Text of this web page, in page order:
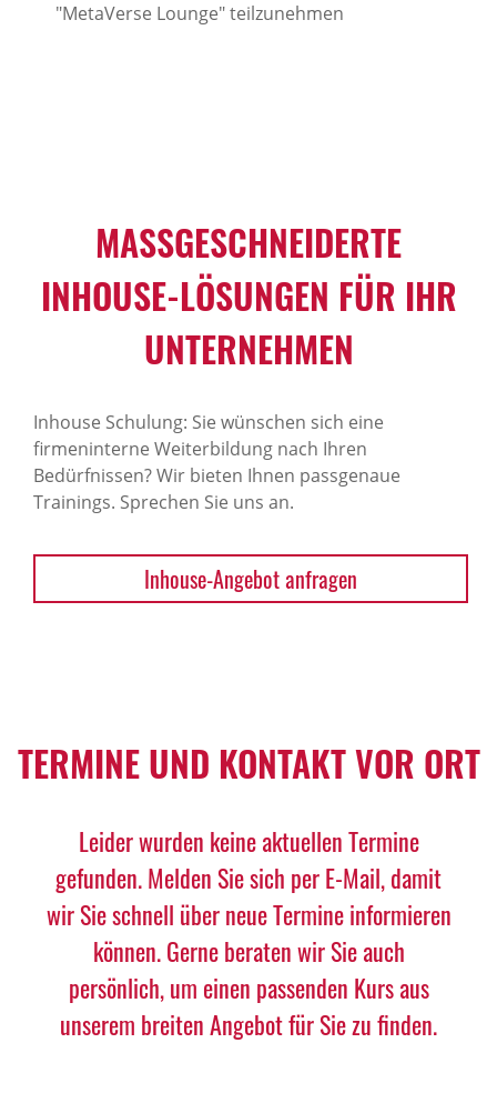
"MetaVerse Lounge" teilzunehmen
MASSGESCHNEIDERTE I
NHOUSE-LÖSUNGEN FÜR IHR U
NTERNEHMEN
Inhouse Schulung: Sie wünschen sich eine
firmeninterne Weiterbildung nach Ihren
Bedürfnissen? Wir bieten Ihnen passgenaue
Trainings. Sprechen Sie uns an.
Inhouse-Angebot anfragen
TERMINE UND KONTAKT VOR ORT
Leider wurden keine aktuellen Termine
gefunden. Melden Sie sich per E-Mail, damit
wir Sie schnell über neue Termine informieren
können. Gerne beraten wir Sie auch
persönlich, um einen passenden Kurs aus
unserem breiten Angebot für Sie zu finden.